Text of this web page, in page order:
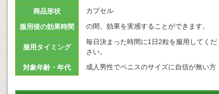
商品形状 カプセル
服用後の効果時間 の間、効果を実感することができます。
服用タイミング
毎日決まった時間に1日2粒を服用してくだ
さい。
対象年齢・年代
成人男性でペニスのサイズに自信が無い方